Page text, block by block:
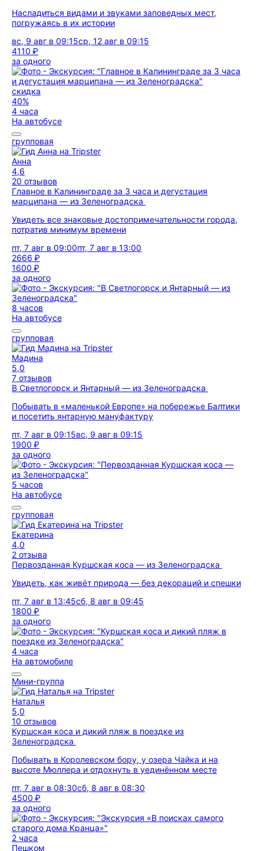
Насладиться видами и звуками заповедных мест,
погружаясь в их истории
вс, 9 авг в 09:15ср, 12 авг в 09:15
4110 ₽
за одного
скидка
40%
4 часа
На автобусе
групповая
Анна
4,6
20 отзывов
Главное в Калининграде за 3 часа и дегустация
марципана — из Зеленоградска
Увидеть все знаковые достопримечательности города,
потратив минимум времени
пт, 7 авг в 09:00пт, 7 авг в 13:00
2666 ₽
1600 ₽
за одного
8 часов
На автобусе
групповая
Мадина
5,0
7 отзывов
В Светлогорск и Янтарный — из Зеленоградска
Побывать в «маленькой Европе» на побережье Балтики
и посетить янтарную мануфактуру
пт, 7 авг в 09:15вс, 9 авг в 09:15
1900 ₽
за одного
5 часов
На автобусе
групповая
Екатерина
4,0
2 отзыва
Первозданная Куршская коса — из Зеленоградска
Увидеть, как живёт природа — без декораций и спешки
пт, 7 авг в 13:45сб, 8 авг в 09:45
1800 ₽
за одного
4 часа
На автомобиле
Мини-группа
Наталья
5,0
10 отзывов
Куршская коса и дикий пляж в поездке из
Зеленоградска
Побывать в Королевском бору, у озера Чайка и на
высоте Мюллера и отдохнуть в уединённом месте
пт, 7 авг в 08:30сб, 8 авг в 08:30
4500 ₽
за одного
2 часа
Пешком